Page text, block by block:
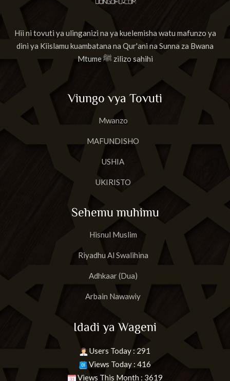
Hii ni tovuti ya ulinganizi na ya kuelemisha watu mafunzo ya
dini ya Kiislamu kuambatana na Qur'ani na Sunna za Bwana
Mtume ﷺ zilizo sahihi
Viungo vya Tovuti
Mwanzo
MAFUNDISHO
USHIA
UKIRISTO
Sehemu muhimu
Hisnul Muslim
Riyadhu Al Swalihina
Adhkaar (Dua)
Arbain Nawawiy
Idadi ya Wageni
Users Today : 291
Views Today : 416
Views This Month : 3619